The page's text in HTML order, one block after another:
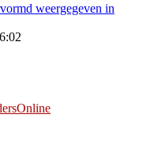
weergegeven in